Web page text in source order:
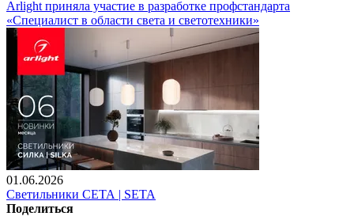
Arlight приняла участие в разработке профстандарта
«Специалист в области света и светотехники»
01.06.2026
Светильники СЕТА | SETA
Поделиться